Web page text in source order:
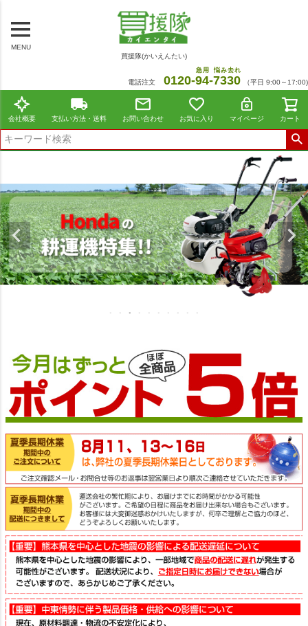
MENU
買援隊(かいえんたい)
電話注文 0120-94
急用
-7330
悩み去れ
（平日 9:00～17:00)
会社概要 支払い方法・送料 お問い合わせ お気に入り マイページ カート